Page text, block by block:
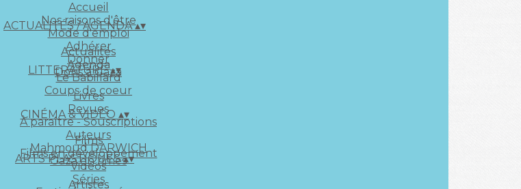
Accueil
Nos raisons d'être
Mode d'emploi
Adhérer
Donner
Dons à Gaza
ACTUALITÉS / AGENDA▴▾
Actualités
Agenda
Le Babillard
Coups de coeur
LITTERATURE▴▾
Livres
Revues
À paraître - Souscriptions
Auteurs
Mahmoud DARWICH
Gaza en rimes
CINÉMA & VIDÉO ▴▾
Films
Films en développement
Vidéos
Séries
ARTS PLASTIQUES▴▾
Artistes